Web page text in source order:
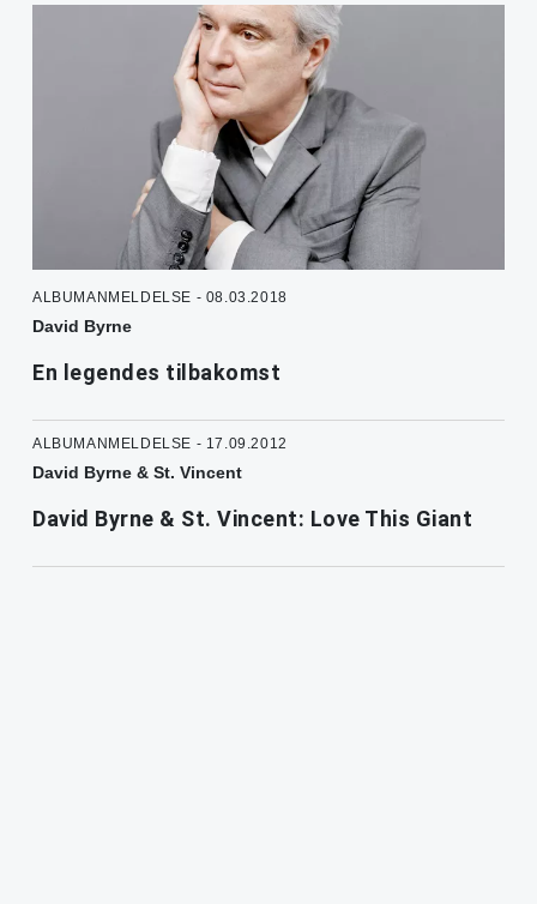
ALBUMANMELDELSE - 08.03.2018
David Byrne
En legendes tilbakomst
ALBUMANMELDELSE - 17.09.2012
David Byrne & St. Vincent
David Byrne & St. Vincent: Love This Giant